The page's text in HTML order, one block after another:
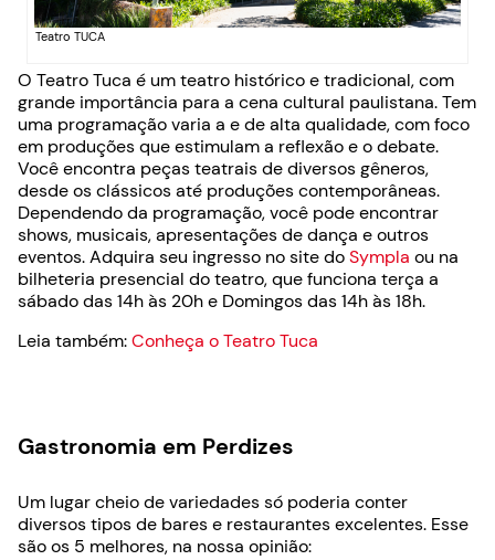
Teatro TUCA
O Teatro Tuca é um teatro histórico e tradicional, com
grande importância para a cena cultural paulistana. Tem
uma programação varia a e de alta qualidade, com foco
em produções que estimulam a reflexão e o debate.
Você encontra peças teatrais de diversos gêneros,
desde os clássicos até produções contemporâneas.
Dependendo da programação, você pode encontrar
shows, musicais, apresentações de dança e outros
eventos. Adquira seu ingresso no site doSympla ou na
bilheteria presencial do teatro, que funciona terça a
sábado das 14h às 20h e Domingos das 14h às 18h.
Leia também:Conheça o Teatro Tuca
Gastronomia em Perdizes
Um lugar cheio de variedades só poderia conter
diversos tipos de bares e restaurantes excelentes. Esse
são os 5 melhores, na nossa opinião: